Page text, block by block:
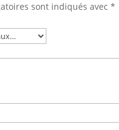
sont indiqués avec *